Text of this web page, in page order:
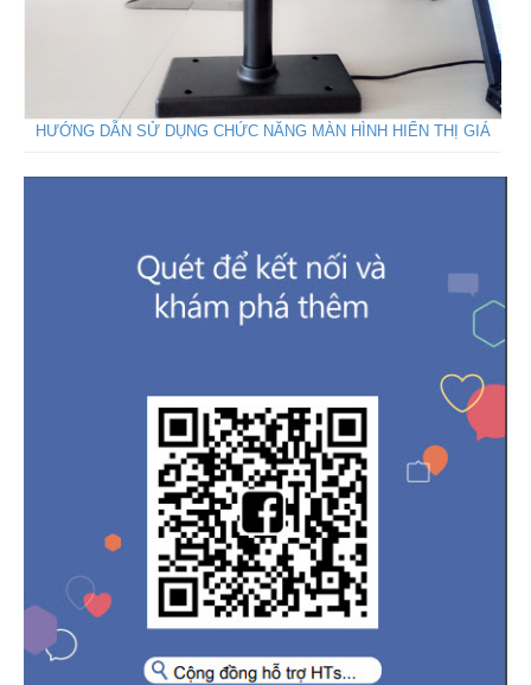
HƯỚNG DẪN SỬ DỤNG CHỨC NĂNG MÀN HÌNH HIỂN THỊ GIÁ